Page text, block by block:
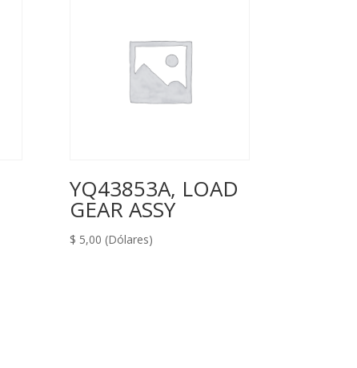
YQ43853A, LOAD
GEAR ASSY
$ 5,00 (Dólares)